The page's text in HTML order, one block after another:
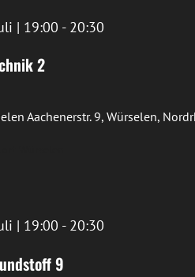
2
| 19:00 - 20:30
Aachenerstr. 9, Würselen,
9
| 19:00 - 20:30